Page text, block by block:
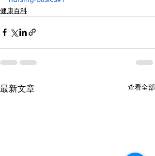
健康百科
最新文章 查看全部